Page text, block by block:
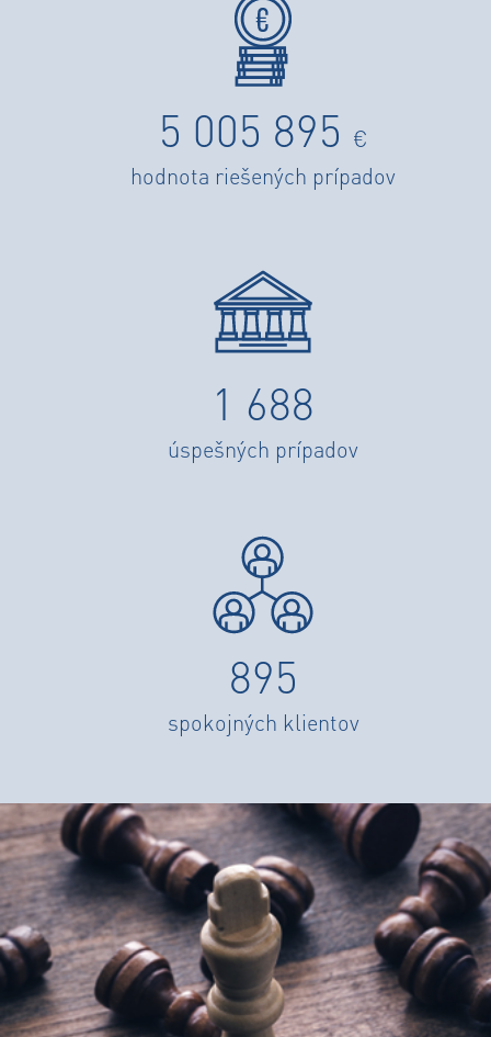
5 005 895 €
hodnota riešených prípadov
1 688
úspešných prípadov
895
spokojných klientov